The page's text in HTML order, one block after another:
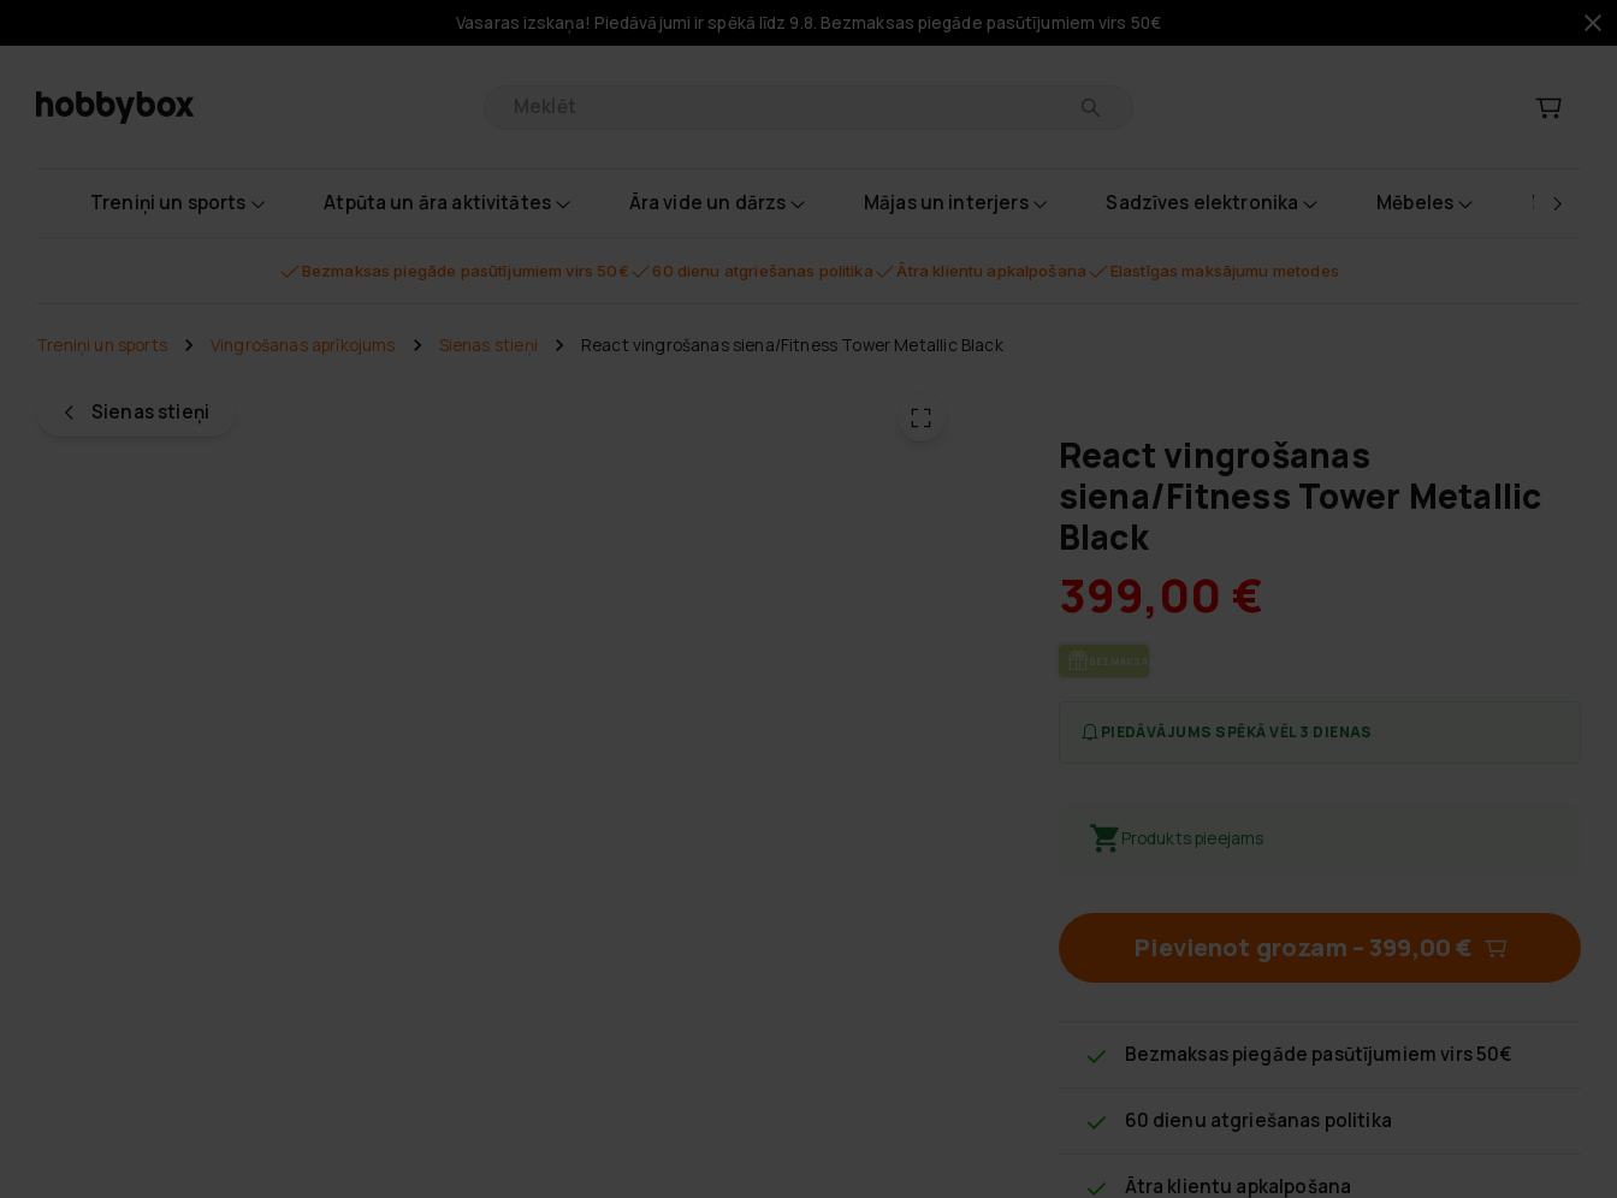
Vasaras izskaņa! Piedāvājumi ir spēkā līdz 9.8. Bezmaksas piegāde pasūtījumiem virs 50€
Treniņi un sports Atpūta un āra aktivitātes Āra vide un dārzs Mājas un interjers Sadzīves elektronika Mēbeles
Bezmaksas piegāde pasūtījumiem virs 50€ 60 dienu atgriešanas politika Ātra klientu apkalpošana Elastīgas maksājumu metodes
Sienas stieņi
Treniņi un sports Vingrošanas aprīkojums Sienas stieņi React vingrošanas siena/Fitness Tower Metallic Black
React vingrošanas
siena/Fitness Tower Metallic
Black
399,00 €
BEZ­MAK­SAS PIE­GĀ­DE
PIEDĀVĀJUMS SPĒKĀ VĒL 3 DIENAS
Produkts pieejams
Pievienot grozam – 399,00 €
Bezmaksas piegāde pasūtījumiem virs 50€
60 dienu atgriešanas politika
Ātra klientu apkalpošana